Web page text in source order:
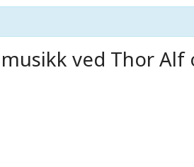
ved Thor Alf